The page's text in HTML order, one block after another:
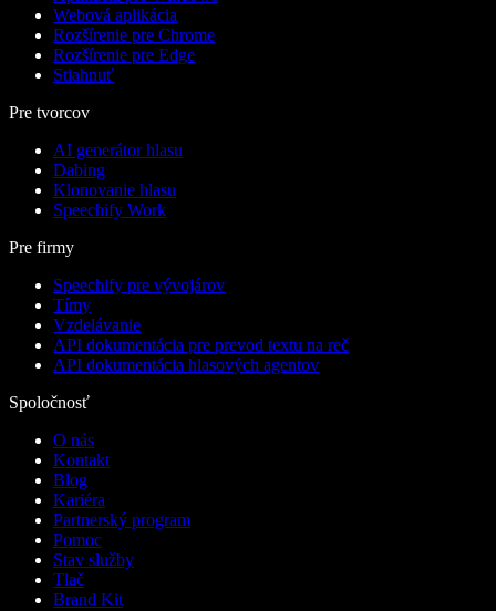
Webová aplikácia
Rozšírenie pre Chrome
Rozšírenie pre Edge
Stiahnuť
Pre tvorcov
AI generátor hlasu
Dabing
Klonovanie hlasu
Speechify Work
Pre firmy
Speechify pre vývojárov
Tímy
Vzdelávanie
API dokumentácia pre prevod textu na reč
API dokumentácia hlasových agentov
Spoločnosť
O nás
Kontakt
Blog
Kariéra
Partnerský program
Pomoc
Stav služby
Tlač
Brand Kit